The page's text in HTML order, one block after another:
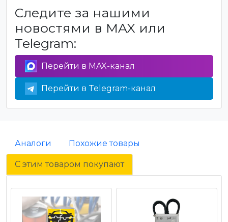
Следите за нашими
новостями в MAX или
Telegram:
Перейти в MAX-канал
Перейти в Telegram-канал
Аналоги Похожие товары
С этим товаром покупают